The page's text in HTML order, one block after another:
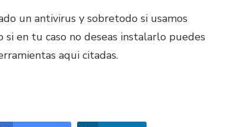
un antivirus y sobretodo si usamos
en tu caso no deseas instalarlo puedes
aqui citadas.